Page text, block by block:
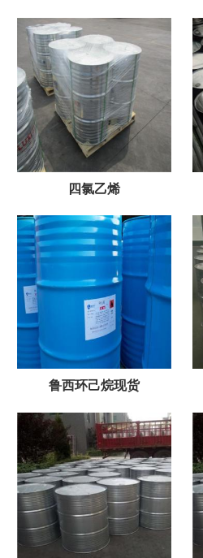
四氯乙烯
鲁西环己烷现货